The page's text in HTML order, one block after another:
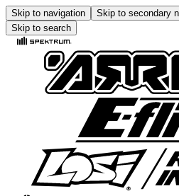
Skip to navigation Skip to secondary
Skip to search